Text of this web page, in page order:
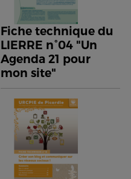
Fiche technique du
LIERRE n°04 "Un
Agenda 21 pour
mon site"